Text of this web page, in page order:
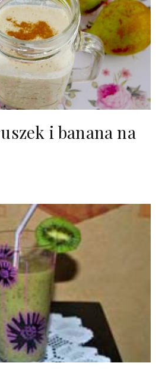
i banana na